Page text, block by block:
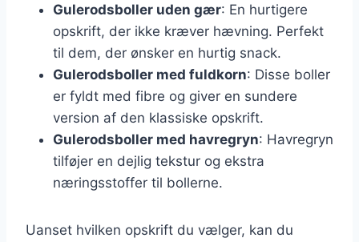
Gulerodsboller uden gær: En hurtigere
opskrift, der ikke kræver hævning. Perfekt
til dem, der ønsker en hurtig snack.
Gulerodsboller med fuldkorn: Disse boller
er fyldt med fibre og giver en sundere
version af den klassiske opskrift.
Gulerodsboller med havregryn: Havregryn
tilføjer en dejlig tekstur og ekstra
næringsstoffer til bollerne.
Uanset hvilken opskrift du vælger, kan du